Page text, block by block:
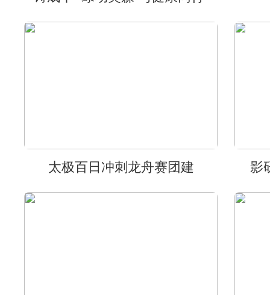
太极百日冲刺龙舟赛团建 影